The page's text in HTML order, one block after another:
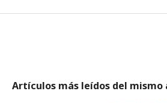
Artículos más leídos del